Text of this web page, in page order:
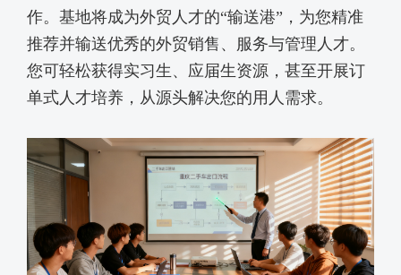
作。基地将成为外贸人才的“输送港”，为您精准
推荐并输送优秀的外贸销售、服务与管理人才。
您可轻松获得实习生、应届生资源，甚至开展订
单式人才培养，从源头解决您的用人需求。